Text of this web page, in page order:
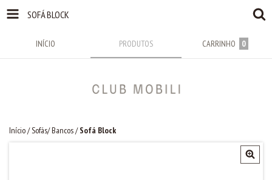
SOFÁ BLOCK
INÍCIO PRODUTOS CARRINHO 0
Início/Sofás/ Bancos/ Sofá Block